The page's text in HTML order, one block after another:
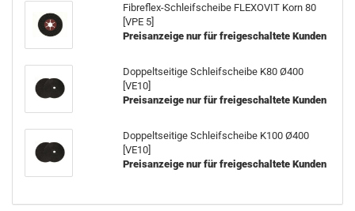
Fibreflex-Schleifscheibe FLEXOVIT Korn 80
[VPE 5]
Preisanzeige nur für freigeschaltete Kunden
Doppeltseitige Schleifscheibe K80 Ø400
[VE10]
Preisanzeige nur für freigeschaltete Kunden
Doppeltseitige Schleifscheibe K100 Ø400
[VE10]
Preisanzeige nur für freigeschaltete Kunden